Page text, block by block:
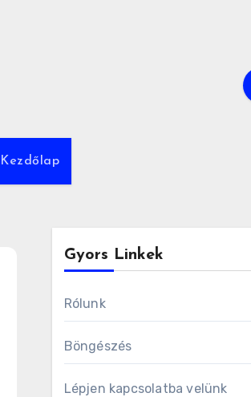
Kezdőlap
Gyors Linkek
Rólunk
Böngészés
Lépjen kapcsolatba velünk